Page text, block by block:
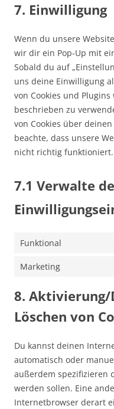
7. Einwilligung
Wenn du unsere
wir dir ein Pop-Up mit
Sobald du auf
uns deine Einwilligung
von Cookies und
beschrieben zu
von Cookies über
beachte, dass unsere
nicht richtig funktioniert.
7.1 Verwalte
Funktional
Marketing
8.
Löschen von
Du kannst deinen
automatisch oder
außerdem spezifizieren
werden sollen. Eine
Internetbrowser derart